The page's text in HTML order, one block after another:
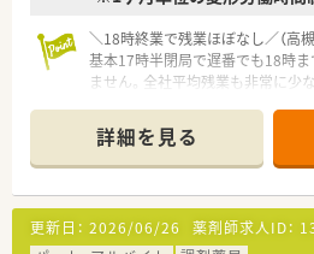
＼18時終業で残業ほぼなし／（高
基本17時半閉局で遅番でも18時ま
ません。全社平均残業も非常に少
＊------------------------------------------＊
【店舗情報と応需状況について】
■阪急京都本線の高槻市駅から徒
からも徒歩圏内という、抜群の通
■お隣にある大阪医科薬科大学病
総合科目の処方箋を月間で約1,100
詳細を見る
更新日： 2026/06/26 薬剤師求人ID：